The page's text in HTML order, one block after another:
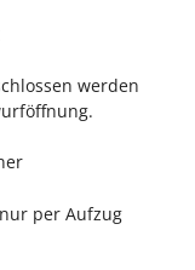
werden
per Aufzug